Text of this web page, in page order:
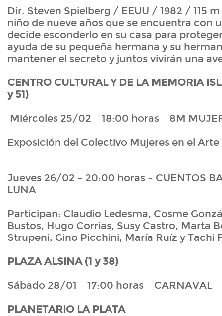
Dir. Steven Spielberg / EEUU / 1982 / 115
niño de nueve años que se encuentra con
decide esconderlo en su casa para
ayuda de su pequeña hermana y su
mantener el secreto y juntos vivirán una
CENTRO CULTURAL Y DE LA MEMORIA
y 51)
Miércoles 25/02 – 18:00 horas – 8M
Exposición del Colectivo Mujeres en el Arte
Jueves 26/02 – 20:00 horas – CUENTOS
LUNA
Participan: Claudio Ledesma, Cosme
Bustos, Hugo Corrias, Susy Castro, Marta
Strupeni, Gino Picchini, María Ruíz y Tachi
PLAZA ALSINA (1 y 38)
Sábado 28/01 – 17:00 horas – CARNAVAL
PLANETARIO LA PLATA